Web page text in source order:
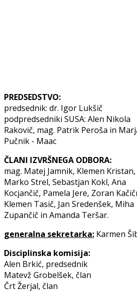
PREDSEDSTVO:
predsednik: dr. Igor Lukšič
podpredsedniki SUSA: Alen Nikola
Rakovič, mag. Patrik Peroša in
Pučnik - Maac
ČLANI IZVRŠNEGA ODBORA:
mag. Matej Jamnik, Klemen Kristan,
Marko Strel, Sebastjan Kokl, Ana
Kocjančič, Pamela Jere, Zoran
Klemen Tasič, Jan Sredenšek, Miha
Zupančič in Amanda Teršar.
generalna sekretarka: Karmen
Disciplinska komisija:
Alen Brkić, predsednik
Matevž Grobelšek, član
Črt Žerjal, član